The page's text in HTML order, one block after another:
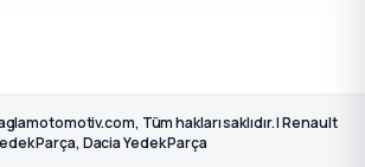
Tüm hakları saklıdır. | Renault
Parça, Dacia Yedek Parça